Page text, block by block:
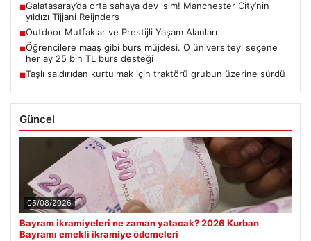
■Galatasaray’da orta sahaya dev isim! Manchester City’nin
yıldızı Tijjani Reijnders
■Outdoor Mutfaklar ve Prestijli Yaşam Alanları
■Öğrencilere maaş gibi burs müjdesi. O üniversiteyi seçene
her ay 25 bin TL burs desteği
■Taşlı saldırıdan kurtulmak için traktörü grubun üzerine sürdü
Güncel
05/08/2026
Bayram ikramiyeleri ne zaman yatacak? 2026 Kurban
Bayramı emekli ikramiye ödemeleri